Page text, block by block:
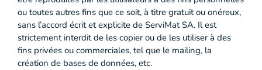
ou toutes autres fins que ce soit, à titre gratuit ou onéreux,
sans l’accord écrit et explicite de ServiMat SA. Il est
strictement interdit de les copier ou de les utiliser à des
fins privées ou commerciales, tel que le mailing, la
création de bases de données, etc.